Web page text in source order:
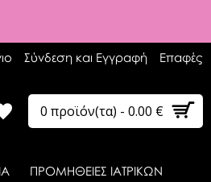
Σύνδεση και Εγγραφή Επαφές
0 προϊόν(τα) - 0.00 €
ΠΡΟΜΗΘΕΙΕΣ ΙΑΤΡΙΚΩΝ